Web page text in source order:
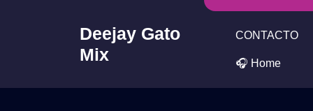
Deejay Gato
Mix
CONTACTO
🎧 Home